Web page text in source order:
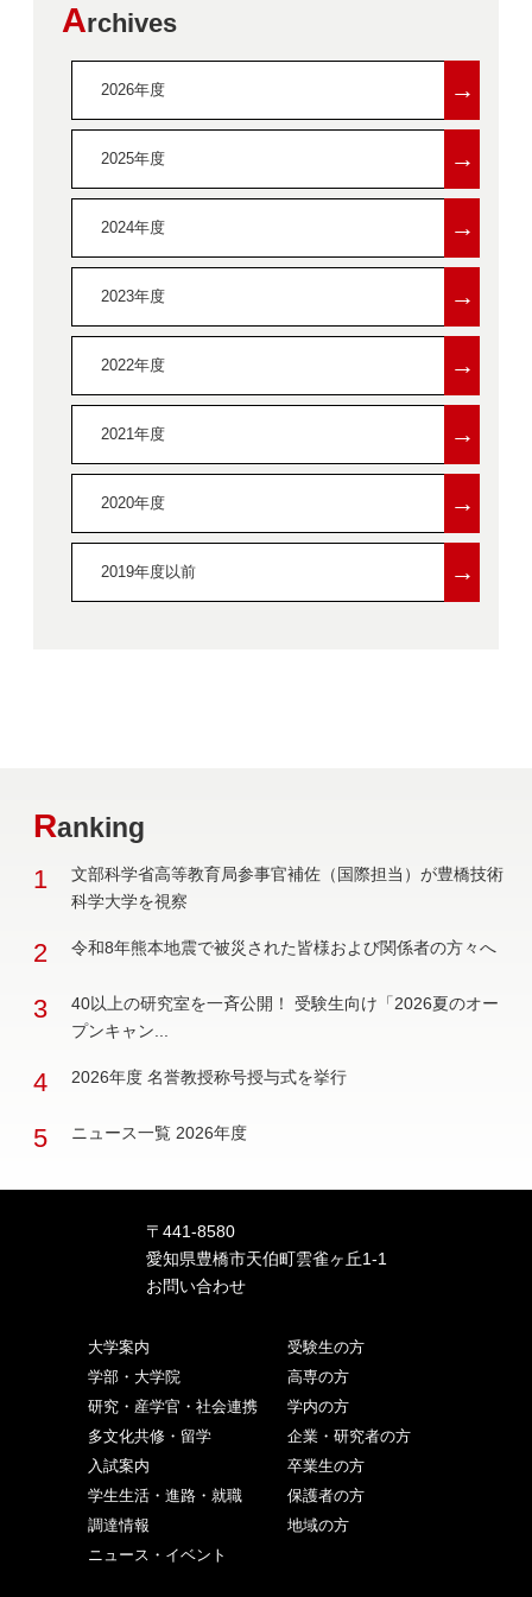
Archives
2026年度 →
2025年度 →
2024年度 →
2023年度 →
2022年度 →
2021年度 →
2020年度 →
2019年度以前 →
Ranking
1
文部科学省高等教育局参事官補佐（国際担当）が豊橋技術
科学大学を視察
2 令和8年熊本地震で被災された皆様および関係者の方々へ
3
40以上の研究室を一斉公開！ 受験生向け「2026夏のオー
プンキャン...
4 2026年度 名誉教授称号授与式を挙行
5 ニュース一覧 2026年度
〒441-8580
愛知県豊橋市天伯町雲雀ヶ丘1-1
お問い合わせ
大学案内
学部・大学院
研究・産学官・社会連携
多文化共修・留学
入試案内
学生生活・進路・就職
調達情報
ニュース・イベント
受験生の方
高専の方
学内の方
企業・研究者の方
卒業生の方
保護者の方
地域の方